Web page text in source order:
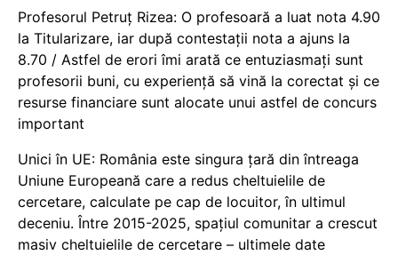
Profesorul Petruț Rizea: O profesoară a luat nota 4.90
la Titularizare, iar după contestații nota a ajuns la
8.70 / Astfel de erori îmi arată ce entuziasmați sunt
profesorii buni, cu experiență să vină la corectat și ce
resurse financiare sunt alocate unui astfel de concurs
important
Unici în UE: România este singura țară din întreaga
Uniune Europeană care a redus cheltuielile de
cercetare, calculate pe cap de locuitor, în ultimul
deceniu. Între 2015-2025, spațiul comunitar a crescut
masiv cheltuielile de cercetare – ultimele date